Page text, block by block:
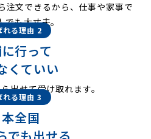
注文できるから、仕事や家事で
でも大丈夫。
れる理由 2
行って
くていい
出せて受け取れます。
れる理由 3
全国